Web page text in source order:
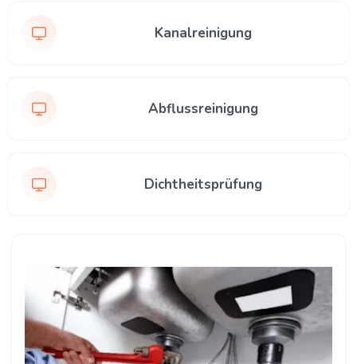
Kanalreinigung
Abflussreinigung
Dichtheitsprüfung